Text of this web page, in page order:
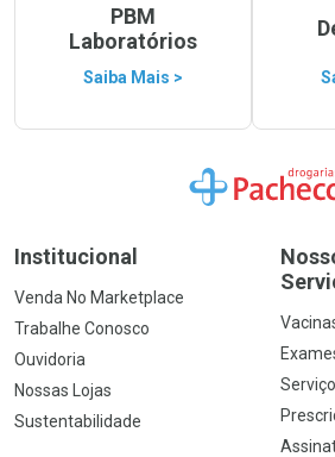
PBM
Laboratórios
Saiba Mais >
Ir para a Home
Institucional
Venda No Marketplace
Trabalhe Conosco
Ouvidoria
Nossas Lojas
Sustentabilidade